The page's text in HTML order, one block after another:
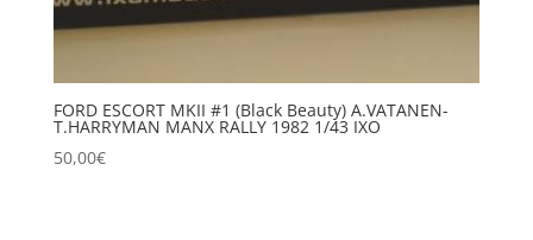
FORD ESCORT MKII #1 (Black Beauty) A.VATANEN-
T.HARRYMAN MANX RALLY 1982 1/43 IXO
50,00€